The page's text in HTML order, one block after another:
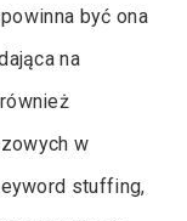
być ona
na
w
stuffing,